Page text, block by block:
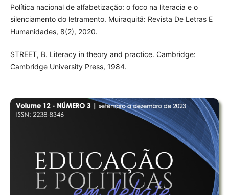
Política nacional de alfabetização: o foco na literacia e o
silenciamento do letramento. Muiraquitã: Revista De Letras E
Humanidades, 8(2), 2020.
STREET, B. Literacy in theory and practice. Cambridge:
Cambridge University Press, 1984.